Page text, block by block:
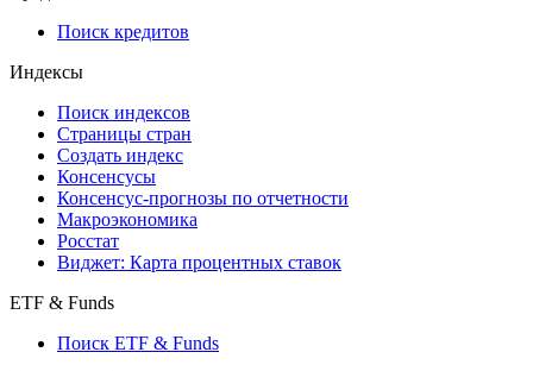
Поиск кредитов
Индексы
Поиск индексов
Страницы стран
Создать индекс
Консенсусы
Консенсус-прогнозы по отчетности
Макроэкономика
Росстат
Виджет: Карта процентных ставок
ETF & Funds
Поиск ETF & Funds